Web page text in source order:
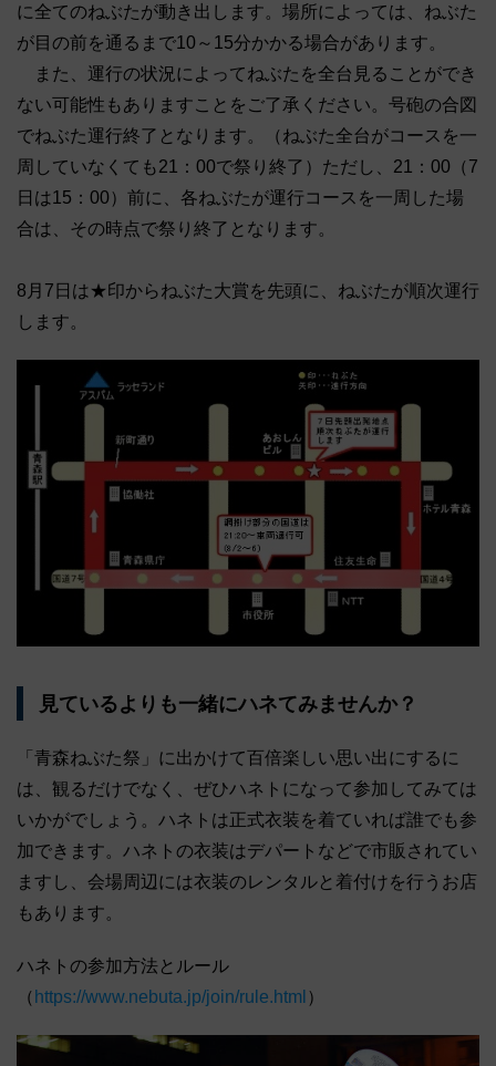
に全てのねぶたが動き出します。場所によっては、ねぶた
が目の前を通るまで10～15分かかる場合があります。
また、運行の状況によってねぶたを全台見ることができ
ない可能性もありますことをご了承ください。号砲の合図
でねぶた運行終了となります。（ねぶた全台がコースを一
周していなくても21：00で祭り終了）ただし、21：00（7
日は15：00）前に、各ねぶたが運行コースを一周した場
合は、その時点で祭り終了となります。
8月7日は★印からねぶた大賞を先頭に、ねぶたが順次運行
します。
見ているよりも一緒にハネてみませんか？
「青森ねぶた祭」に出かけて百倍楽しい思い出にするに
は、観るだけでなく、ぜひハネトになって参加してみては
いかがでしょう。ハネトは正式衣装を着ていれば誰でも参
加できます。ハネトの衣装はデパートなどで市販されてい
ますし、会場周辺には衣装のレンタルと着付けを行うお店
もあります。
ハネトの参加方法とルール
（ https://www.nebuta.jp/join/rule.html ）